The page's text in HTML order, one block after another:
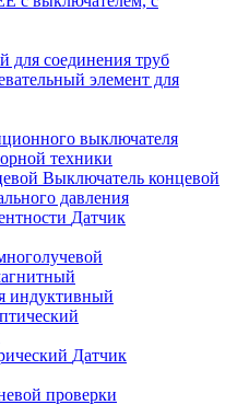
соединения труб
элемент для
выключателя
техники
Выключатель концевой
давления
Датчик
индуктивный
Датчик
проверки